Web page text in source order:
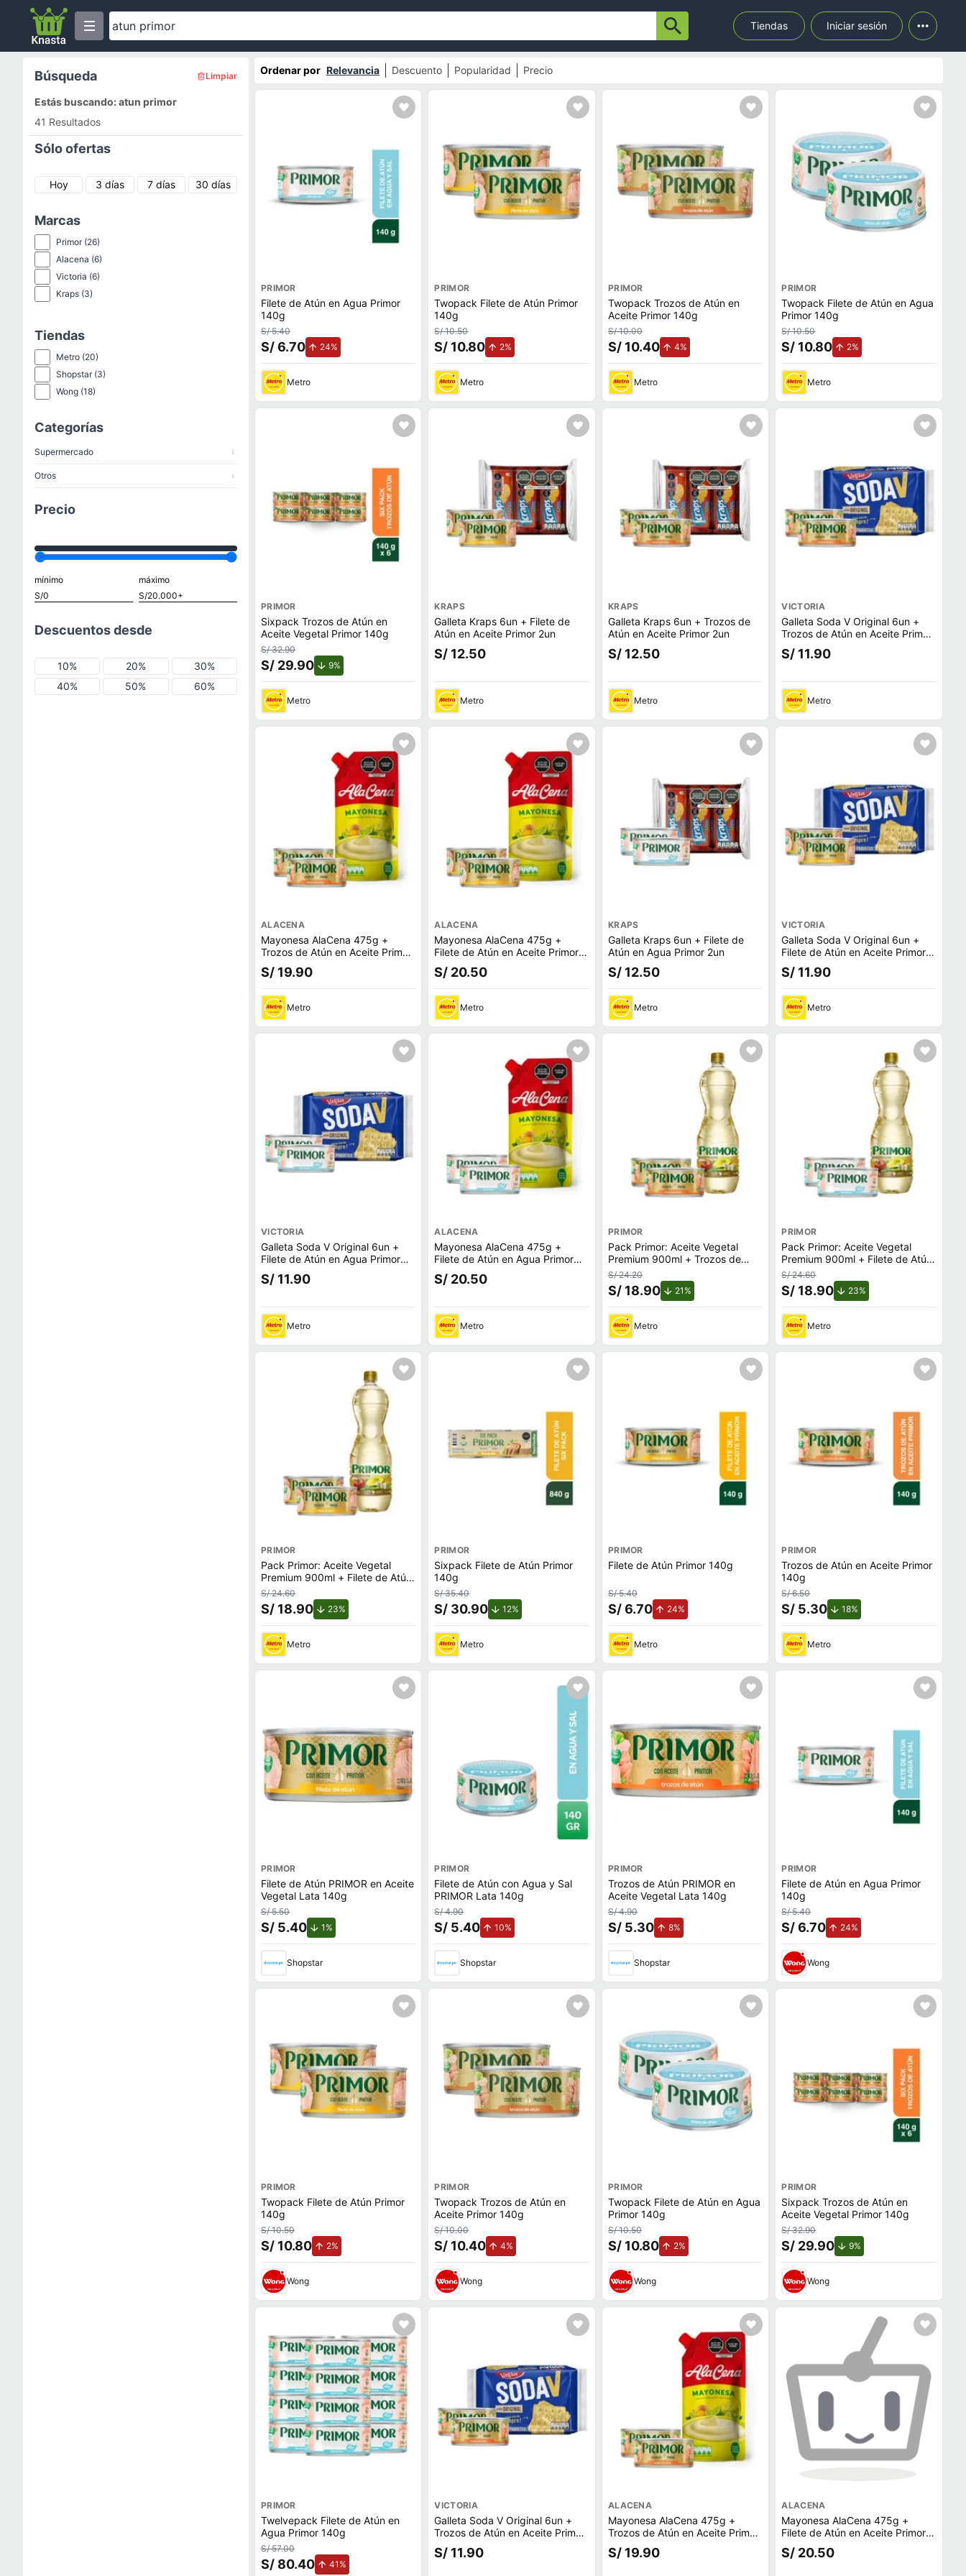
Tiendas Iniciar sesión
Búsqueda Limpiar
Estás buscando: atun primor
41 Resultados
Sólo ofertas
Hoy 3 días 7 días 30 días
Marcas
Primor(26)
Alacena (6)
Victoria (6)
Kraps (3)
Tiendas
Metro (20)
Shopstar(3)
Wong (18)
Categorías
Supermercado ›
Otros ›
Precio
mínimo máximo
Descuentos desde
10% 20%
30%
40%
50% 60%
Ordenar por Relevancia Descuento Popularidad Precio
PRIMOR
Filete de Atún en Agua Primor
140g
S/ 5.40
S/ 6.70 24%de aumento.
Metro
PRIMOR
Twopack Filete de Atún Primor
140g
S/ 10.50
S/ 10.80 2%
Metro
PRIMOR
Twopack Trozos de Atún en
Aceite Primor 140g
S/ 10.00
S/ 10.40 4%de aumento.
Metro
PRIMOR
Twopack Filete de Atún en Agua
Primor 140g
S/ 10.50
S/ 10.80 2%
Metro
PRIMOR
Sixpack Trozos de Atún en
Aceite Vegetal Primor 140g
S/ 32.90
S/ 29.90 9%de descuento.
Metro
KRAPS
Galleta Kraps 6un + Filete de
Atún en Aceite Primor 2un
S/ 12.50
Metro
KRAPS
Galleta Kraps 6un + Trozos de
Atún en Aceite Primor 2un
S/ 12.50
Metro
VICTORIA
Galleta Soda V Original 6un +
Trozos de Atún en Aceite Primor
2un
S/ 11.90
Metro
ALACENA
Mayonesa AlaCena 475g +
Trozos de Atún en Aceite Primor
2un
S/ 19.90
Metro
ALACENA
Mayonesa AlaCena 475g +
Filete de Atún en Aceite Primor
2un
S/ 20.50
Metro
KRAPS
Galleta Kraps 6un + Filete de
Atún en Agua Primor 2un
S/ 12.50
Metro
VICTORIA
Galleta Soda V Original 6un +
Filete de Atún en Aceite Primor
2un
S/ 11.90
Metro
VICTORIA
Galleta Soda V Original 6un +
Filete de Atún en Agua Primor
2un
S/ 11.90
Metro
ALACENA
Mayonesa AlaCena 475g +
Filete de Atún en Agua Primor
2un
S/ 20.50
Metro
PRIMOR
Pack Primor: Aceite Vegetal
Premium 900ml + Trozos de
Atún en Aceite 2un
S/ 24.20
S/ 18.90 21%de descuento.
Metro
PRIMOR
Pack Primor: Aceite Vegetal
Premium 900ml + Filete de Atún
en Agua 2un
S/ 24.60
S/ 18.90 23%
Metro
PRIMOR
Pack Primor: Aceite Vegetal
Premium 900ml + Filete de Atún
en Aceite 2un
S/ 24.60
S/ 18.90 23%de descuento.
Metro
PRIMOR
Sixpack Filete de Atún Primor
140g
S/ 35.40
S/ 30.90 12%
Metro
PRIMOR
Filete de Atún Primor 140g
S/ 5.40
S/ 6.70 24%de aumento.
Metro
PRIMOR
Trozos de Atún en Aceite Primor
140g
S/ 6.50
S/ 5.30 18%
Metro
PRIMOR
Filete de Atún PRIMOR en Aceite
Vegetal Lata 140g
S/ 5.50
S/ 5.40 1%de descuento.
Shopstar
PRIMOR
Filete de Atún con Agua y Sal
PRIMOR Lata 140g
S/ 4.90
S/ 5.40 10%
Shopstar
PRIMOR
Trozos de Atún PRIMOR en
Aceite Vegetal Lata 140g
S/ 4.90
S/ 5.30 8%de aumento.
Shopstar
PRIMOR
Filete de Atún en Agua Primor
140g
S/ 5.40
S/ 6.70 24%
Wong
PRIMOR
Twopack Filete de Atún Primor
140g
S/ 10.50
S/ 10.80 2%de aumento.
Wong
PRIMOR
Twopack Trozos de Atún en
Aceite Primor 140g
S/ 10.00
S/ 10.40 4%
Wong
PRIMOR
Twopack Filete de Atún en Agua
Primor 140g
S/ 10.50
S/ 10.80 2%de aumento.
Wong
PRIMOR
Sixpack Trozos de Atún en
Aceite Vegetal Primor 140g
S/ 32.90
S/ 29.90 9%
Wong
PRIMOR
Twelvepack Filete de Atún en
Agua Primor 140g
S/ 57.00
S/ 80.40 41%de aumento.
VICTORIA
Galleta Soda V Original 6un +
Trozos de Atún en Aceite Primor
2un
S/ 11.90
ALACENA
Mayonesa AlaCena 475g +
Trozos de Atún en Aceite Primor
2un
S/ 19.90
ALACENA
Mayonesa AlaCena 475g +
Filete de Atún en Aceite Primor
2un
S/ 20.50